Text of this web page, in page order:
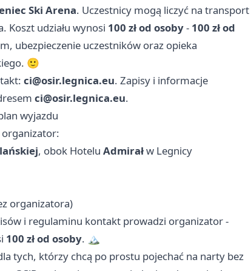
Ski Arena. Uczestnicy mogą liczyć na transport
Koszt udziału wynosi 100 zł od osoby- 100 zł od
ubezpieczenie uczestników oraz opieka
🙂
ci@osir.legnica.eu. Zapisy i informacje
ci@osir.legnica.eu.
wyjazdu
organizator:
, obok Hotelu Admirałw Legnicy
organizatora)
i regulaminu kontakt prowadzi organizator -
100 zł od osoby. 🏔️
tych, którzy chcą po prostu pojechać na narty bez